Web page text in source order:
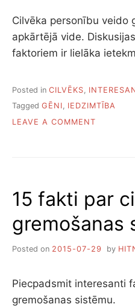
Cilvēka personību veido
apkārtējā vide.
faktoriem ir lielāka
Posted in CILVĒKS
Tagged GĒNI, IEDZIMTĪBA
LEAVE A COMMENT
15 fakti par
gremošanas
Posted on 2015-07-29 by
Piecpadsmit interesanti
gremošanas sistēmu.